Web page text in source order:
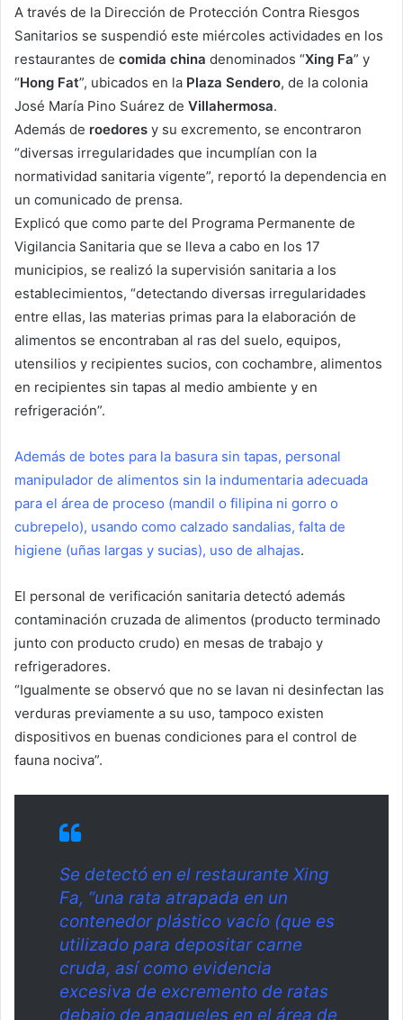
A través de la Dirección de Protección Contra Riesgos
Sanitarios se suspendió este miércoles actividades en los
restaurantes de comida china denominados “Xing Fa” y
“Hong Fat”, ubicados en la Plaza Sendero, de la colonia
José María Pino Suárez de Villahermosa.
Además de roedores y su excremento, se encontraron
“diversas irregularidades que incumplían con la
normatividad sanitaria vigente”, reportó la dependencia en
un comunicado de prensa.
Explicó que como parte del Programa Permanente de
Vigilancia Sanitaria que se lleva a cabo en los 17
municipios, se realizó la supervisión sanitaria a los
establecimientos, “detectando diversas irregularidades
entre ellas, las materias primas para la elaboración de
alimentos se encontraban al ras del suelo, equipos,
utensilios y recipientes sucios, con cochambre, alimentos
en recipientes sin tapas al medio ambiente y en
refrigeración”.
Además de botes para la basura sin tapas, personal
manipulador de alimentos sin la indumentaria adecuada
para el área de proceso (mandil o filipina ni gorro o
cubrepelo), usando como calzado sandalias, falta de
higiene (uñas largas y sucias), uso de alhajas.
El personal de verificación sanitaria detectó además
contaminación cruzada de alimentos (producto terminado
junto con producto crudo) en mesas de trabajo y
refrigeradores.
“Igualmente se observó que no se lavan ni desinfectan las
verduras previamente a su uso, tampoco existen
dispositivos en buenas condiciones para el control de
fauna nociva”.
Se detectó en el restaurante Xing
Fa, “una rata atrapada en un
contenedor plástico vacío (que es
utilizado para depositar carne
cruda, así como evidencia
excesiva de excremento de ratas
debajo de anaqueles en el área de